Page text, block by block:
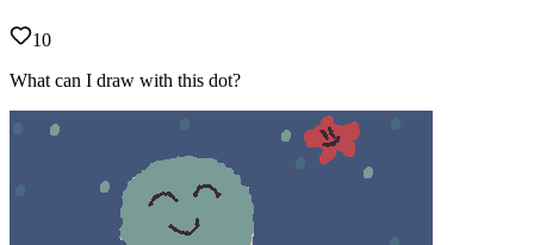
10
What can I draw with this dot?